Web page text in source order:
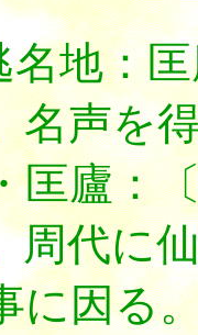
地：
名声を
廬：〔
周代に
に因る